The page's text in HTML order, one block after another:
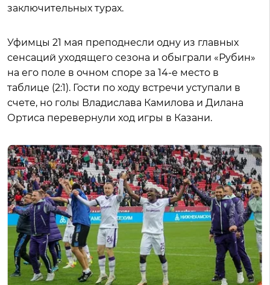
заключительных турах.
Уфимцы 21 мая преподнесли одну из главных
сенсаций уходящего сезона и обыграли «Рубин»
на его поле в очном споре за 14-е место в
таблице (2:1). Гости по ходу встречи уступали в
счете, но голы Владислава Камилова и Дилана
Ортиса перевернули ход игры в Казани.